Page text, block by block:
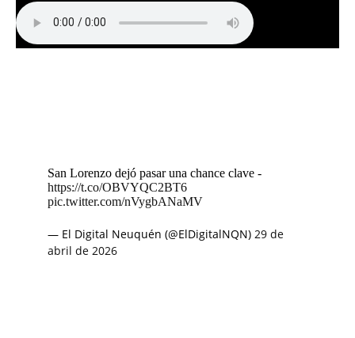
San Lorenzo dejó pasar una chance clave -
https://t.co/OBVYQC2BT6
pic.twitter.com/nVygbANaMV
— El Digital Neuquén (@ElDigitalNQN) 29 de
abril de 2026